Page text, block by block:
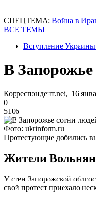
СПЕЦТЕМА: Война в
ВСЕ ТЕМЫ
Вступление
В
Корреспондент.net, 16
0
5106
Фото: ukrinform.ru
Протестующие добились
Жители
У стен Запорожской
свой протест приехало